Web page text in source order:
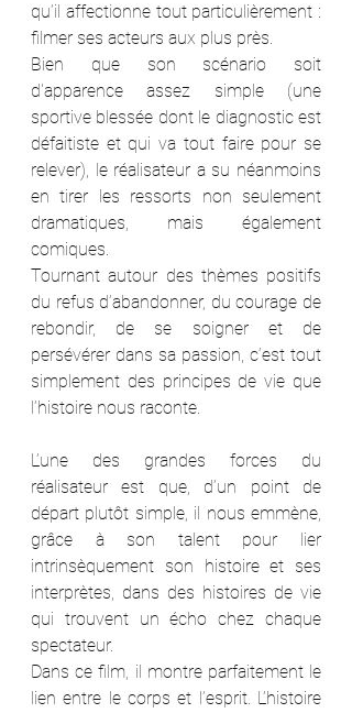
qu’il affectionne tout particulièrement :
filmer ses acteurs aux plus près.
Bien que son scénario soit
d'apparence assez simple (une
sportive blessée dont le diagnostic est
défaitiste et qui va tout faire pour se
relever), le réalisateur a su néanmoins
en tirer les ressorts non seulement
dramatiques, mais également
comiques.
Tournant autour des thèmes positifs
du refus d’abandonner, du courage de
rebondir, de se soigner et de
persévérer dans sa passion, c’est tout
simplement des principes de vie que
l’histoire nous raconte.
L’une des grandes forces du
réalisateur est que, d’un point de
départ plutôt simple, il nous emmène,
grâce à son talent pour lier
intrinsèquement son histoire et ses
interprètes, dans des histoires de vie
qui trouvent un écho chez chaque
spectateur.
Dans ce film, il montre parfaitement le
lien entre le corps et l’esprit. L’histoire